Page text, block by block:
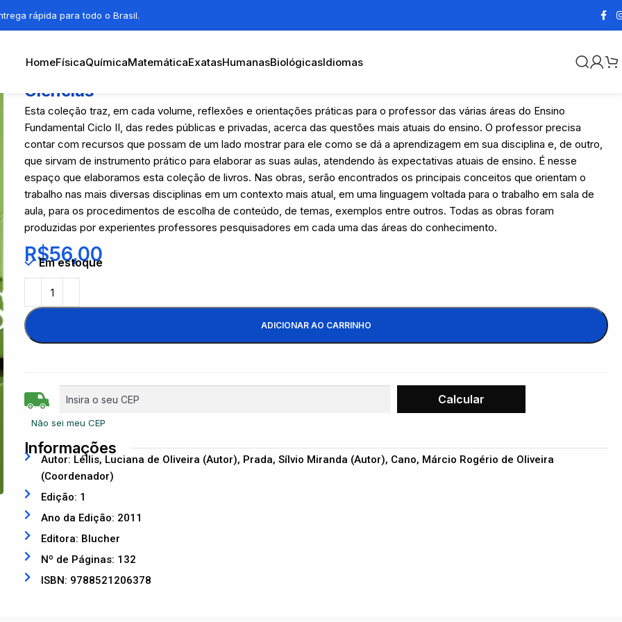
rápida para todo o Brasil.
HomeFísicaQuímicaMatemáticaExatasHumanasBiológicasIdiomas
Ciências
Esta coleção traz, em cada volume, reflexões e orientações práticas para o professor das várias áreas do Ensino
Fundamental Ciclo II, das redes públicas e privadas, acerca das questões mais atuais do ensino. O professor precisa
contar com recursos que possam de um lado mostrar para ele como se dá a aprendizagem em sua disciplina e, de outro,
que sirvam de instrumento prático para elaborar as suas aulas, atendendo às expectativas atuais de ensino. É nesse
espaço que elaboramos esta coleção de livros. Nas obras, serão encontrados os principais conceitos que orientam o
trabalho nas mais diversas disciplinas em um contexto mais atual, em uma linguagem voltada para o trabalho em sala de
aula, para os procedimentos de escolha de conteúdo, de temas, exemplos entre outros. Todas as obras foram
produzidas por experientes professores pesquisadores em cada uma das áreas do conhecimento.
R$56,00
Em estoque
ADICIONAR AO CARRINHO
Não sei meu CEP
Informações
Autor: Léllis, Luciana de Oliveira (Autor), Prada, Sílvio Miranda (Autor), Cano, Márcio Rogério de Oliveira
(Coordenador)
Edição: 1
Ano da Edição: 2011
Editora: Blucher
Nº de Páginas: 132
ISBN: 9788521206378